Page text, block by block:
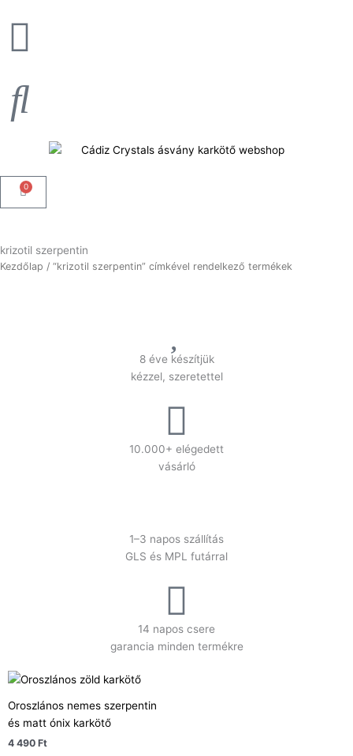
0
Kosár
krizotil szerpentin
Kezdőlap / “krizotil szerpentin” címkével rendelkező termékek
8 éve készítjük
kézzel, szeretettel
10.000+ elégedett
vásárló
1–3 napos szállítás
GLS és MPL futárral
14 napos csere
garancia minden termékre
Oroszlános nemes szerpentin
és matt ónix karkötő
4 490 Ft